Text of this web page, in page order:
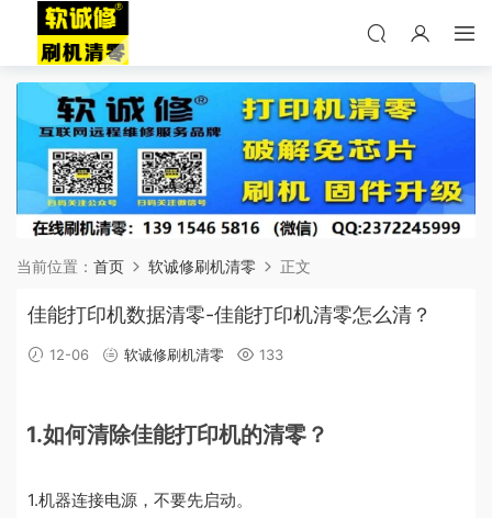
当前位置： 首页 软诚修刷机清零 正文
佳能打印机数据清零-佳能打印机清零怎么清？
12-06 软诚修刷机清零 133
1.如何清除佳能打印机的清零？
1.机器连接电源，不要先启动。